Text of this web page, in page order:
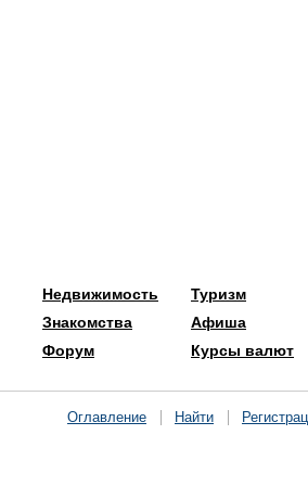
Недвижимость
Знакомства
Форум
Туризм
Афиша
Курсы валют
Оглавление Найти